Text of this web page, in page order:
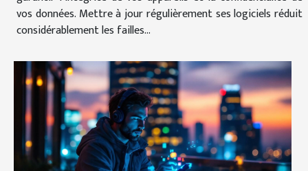
vos données. Mettre à jour régulièrement ses logiciels réduit
considérablement les failles...